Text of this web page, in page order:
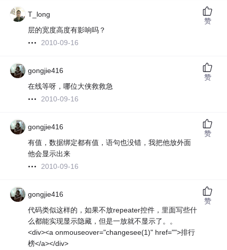
T_long
层的宽度高度有影响吗？
2010-09-16
赞
gongjie416
在线等呀，哪位大侠救救急
2010-09-16
赞
gongjie416
有值，数据绑定都有值，语句也没错，我把他放外面
他会显示出来
2010-09-16
赞
gongjie416
代码类似这样的，如果不放repeater控件，里面写些什
么都能实现显示隐藏，但是一放就不显示了。。
<div><a onmouseover="changesee(1)" href="">排行
榜</a></div>
赞